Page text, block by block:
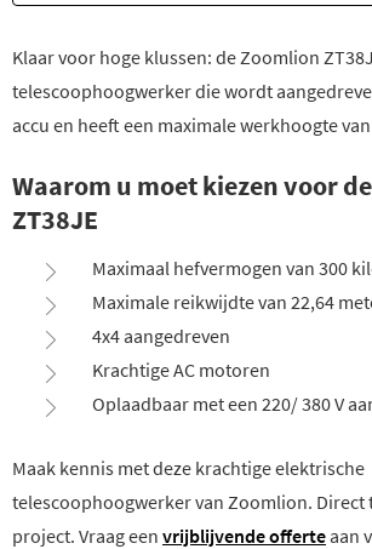
Klaar voor hoge klussen: de Zoomlion
telescoophoogwerker die wordt
accu en heeft een maximale werkhoogte
Waarom u moet kiezen voor
ZT38JE
Maximaal hefvermogen van 300
Maximale reikwijdte van 22,64
4x4 aangedreven
Krachtige AC motoren
Oplaadbaar met een 220/ 380 V
Maak kennis met deze krachtige elektrische
telescoophoogwerker van Zoomlion. Direct
project. Vraag een vrijblijvende offerteaan